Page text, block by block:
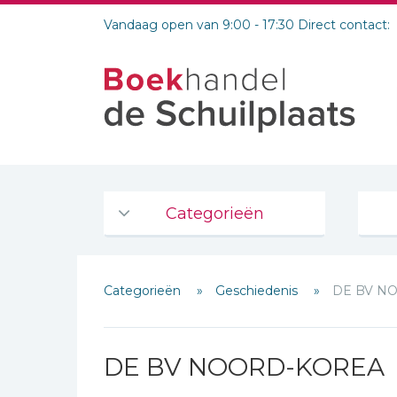
Vandaag open van 9:00 - 17:30 Direct contact:
Categorieën
De Bijbel
Bijbelse Dagboeken 2026
Bijbelstudie groepen
Categorieën Geschiedenis DE BV
DE BV NOORD-KOREA